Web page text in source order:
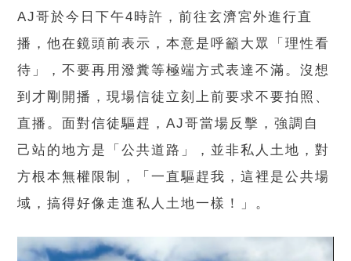
AJ哥於今日下午4時許，前往玄濟宮外進行直
播，他在鏡頭前表示，本意是呼籲大眾「理性看
待」，不要再用潑糞等極端方式表達不滿。沒想
到才剛開播，現場信徒立刻上前要求不要拍照、
直播。面對信徒驅趕，AJ哥當場反擊，強調自
己站的地方是「公共道路」，並非私人土地，對
方根本無權限制，「一直驅趕我，這裡是公共場
域，搞得好像走進私人土地一樣！」。